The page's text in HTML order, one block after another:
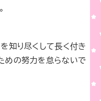
知り尽くして長く付き
めの努力を怠らないで